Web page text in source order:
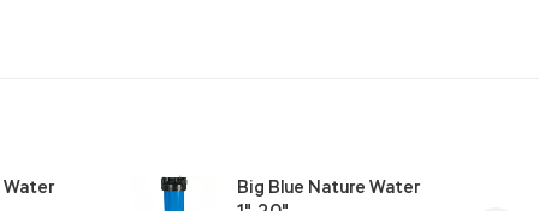
Water
Big Blue Nature Water